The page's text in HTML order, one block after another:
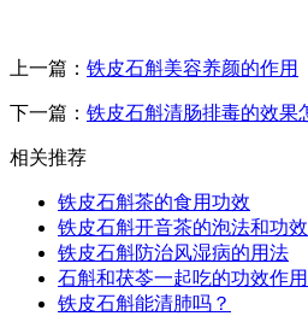
上一篇： 铁皮石斛美容养颜的作用
下一篇： 铁皮石斛清肠排毒的效果
相关推荐
铁皮石斛茶的食用功效
铁皮石斛开音茶的泡法和功效
铁皮石斛防治风湿病的用法
石斛和茯苓一起吃的功效作用
铁皮石斛能清肺吗？